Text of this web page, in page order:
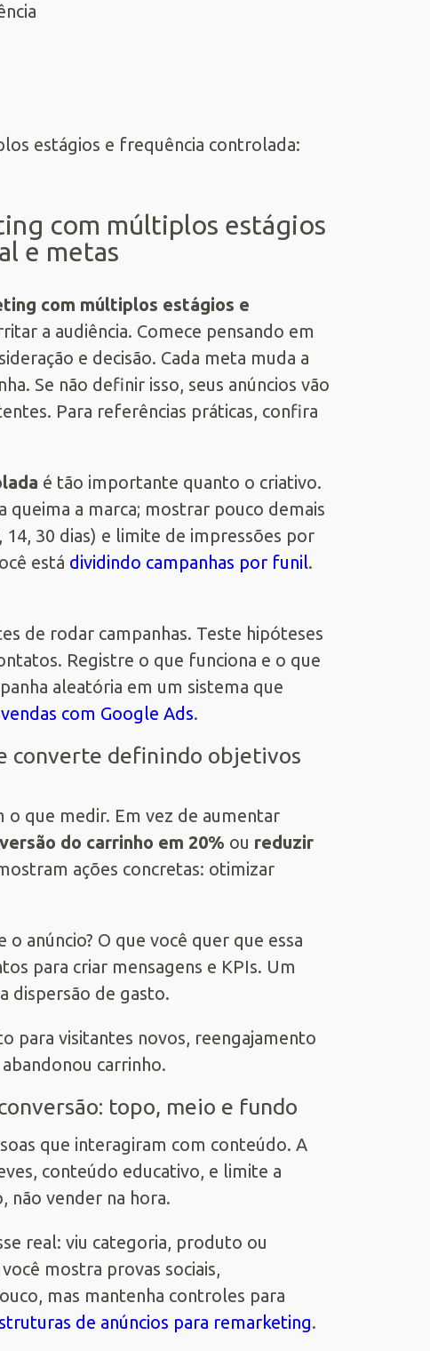
com múltiplos estágios
e metas
com múltiplos estágios e
a audiência. Comece pensando em
e decisão. Cada meta muda a
Se não definir isso, seus anúncios vão
Para referências práticas, confira
é tão importante quanto o criativo.
queima a marca; mostrar pouco demais
30 dias) e limite de impressões por
está dividindo campanhas por funil.
de rodar campanhas. Teste hipóteses
Registre o que funciona e o que
aleatória em um sistema que
com Google Ads.
converte definindo objetivos
o que medir. Em vez de aumentar
do carrinho em 20% ou reduzir
ações concretas: otimizar
anúncio? O que você quer que essa
para criar mensagens e KPIs. Um
dispersão de gasto.
para visitantes novos, reengajamento
carrinho.
topo, meio e fundo
que interagiram com conteúdo. A
conteúdo educativo, e limite a
não vender na hora.
real: viu categoria, produto ou
mostra provas sociais,
mas mantenha controles para
de anúncios para remarketing.